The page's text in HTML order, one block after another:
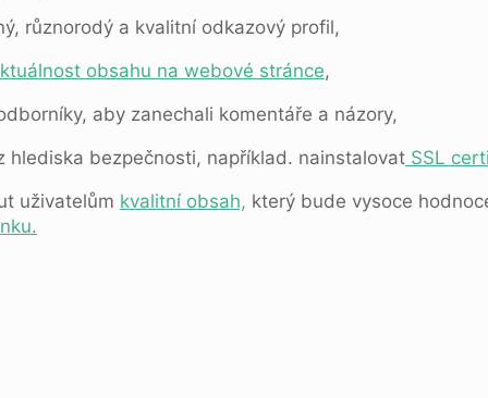
různorodý a kvalitní odkazový profil,
obsahu na webové stránce,
aby zanechali komentáře a názory,
hlediska bezpečnosti, například. nainstalovat SSL
uživatelům kvalitní obsah, který bude vysoce